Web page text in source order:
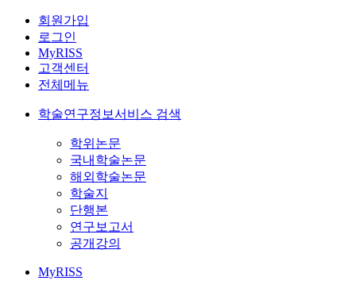
회원가입
로그인
MyRISS
고객센터
전체메뉴
학술연구정보서비스 검색
학위논문
국내학술논문
해외학술논문
학술지
단행본
연구보고서
공개강의
MyRISS